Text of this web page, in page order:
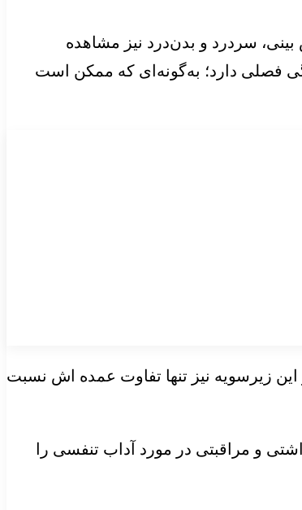
سردرد و بدن‌درد نیز مشاهده
فصلی دارد؛ به‌گونه‌ای که ممکن است
زیرسویه نیز تنها تفاوت عمده اش نسبت
و مراقبتی در مورد آداب تنفسی را